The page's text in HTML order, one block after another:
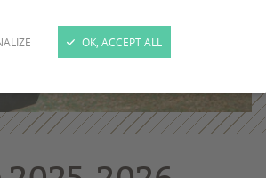
OK, ACCEPT ALL